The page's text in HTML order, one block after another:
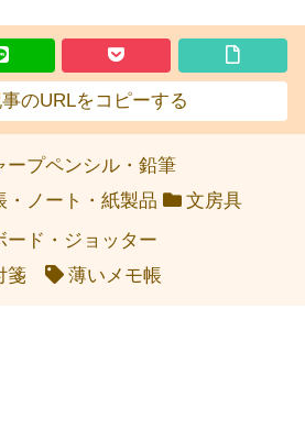
のURLをコピーする
ープペンシル・鉛筆
・ノート・紙製品
文房具
ード・ジョッター
箋
薄いメモ帳